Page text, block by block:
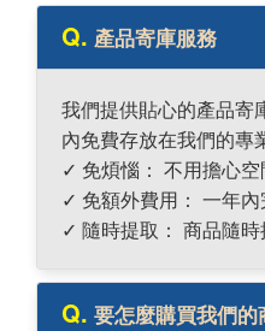
Q. 產品寄庫服務
我們提供貼心的產品寄
內免費存放在我們的專
✓ 免煩惱： 不用擔心
✓ 免額外費用： 一年
✓ 隨時提取： 商品隨
Q. 要怎麼購買我們的